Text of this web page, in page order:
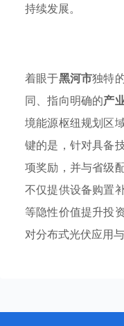
持续发展。
着眼于黑河市独特
同、指向明确的产
境能源枢纽规划区
键的是，针对具备
项奖励，并与省级
不仅提供设备购置
等隐性价值提升投
对分布式光伏应用